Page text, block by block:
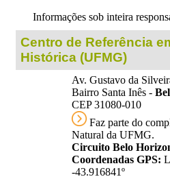
Informações sob inteira
Centro de Referência
Histórica (UFMG)
Av. Gustavo da
Bairro Santa Inês -
CEP 31080-010
Faz parte do
Natural da UFMG.
Circuito Belo
Coordenadas GPS:
-43.916841º